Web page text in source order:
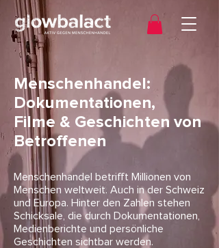
Menschenhandel:
Dokumentationen,
Filme & Geschichten von
Betroffenen
Menschenhandel betrifft Millionen von
Menschen weltweit. Auch in der Schweiz
und Europa. Hinter den Zahlen stehen
Schicksale, die durch Dokumentationen,
Medienberichte und persönliche
Geschichten sichtbar werden.